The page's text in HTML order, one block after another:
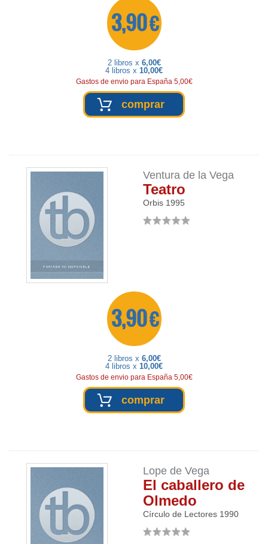
3,90 €
2 libros x 6,00€
4 libros x 10,00€
Gastos de envio para España 5,00€
comprar
Ventura de la Vega
Teatro
Orbis 1995
3,90 €
2 libros x 6,00€
4 libros x 10,00€
Gastos de envio para España 5,00€
comprar
Lope de Vega
El caballero de
Olmedo
Círculo de Lectores 1990